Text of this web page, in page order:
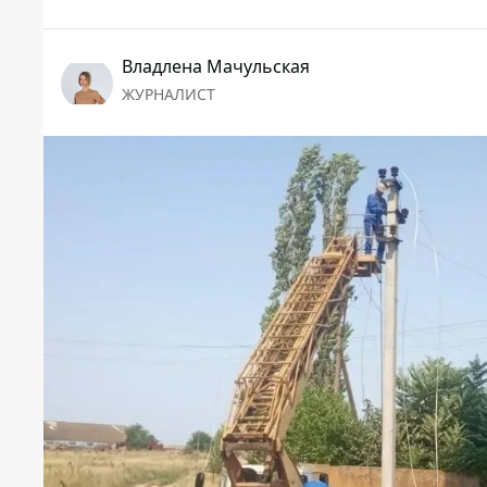
Владлена Мачульская
ЖУРНАЛИСТ